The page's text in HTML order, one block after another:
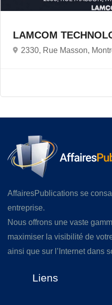
LAMCOM
2330, Rue Masson,
AffairesPublications se
entreprise.
Nous offrons une vaste
maximiser la visibilité de
ainsi que sur l’Internet dans
Liens